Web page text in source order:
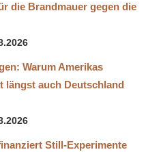
die Brandmauer gegen die
Warum Amerikas
längst auch Deutschland
Still-Experimente